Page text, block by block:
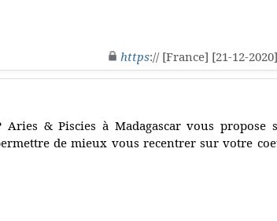
https:// [France] [21-12-2020]
& Piscies à Madagascar vous propose
de mieux vous recentrer sur votre